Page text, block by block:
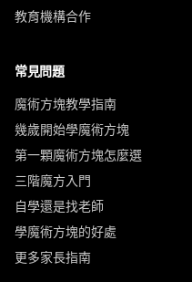
教育機構合作
常見問題
魔術方塊教學指南
幾歲開始學魔術方塊
第一顆魔術方塊怎麼選
三階魔方入門
自學還是找老師
學魔術方塊的好處
更多家長指南